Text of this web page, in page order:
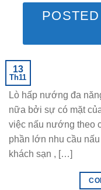
POSTED
13
Th11
Lò hấp nướng đa
nữa bởi sự có mặt
việc nấu nướng theo
phần lớn nhu cầu
khách sạn , […]